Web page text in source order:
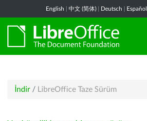
English 中文 (简体) Deutsch Español
İndir / LibreOffice Taze Sürüm